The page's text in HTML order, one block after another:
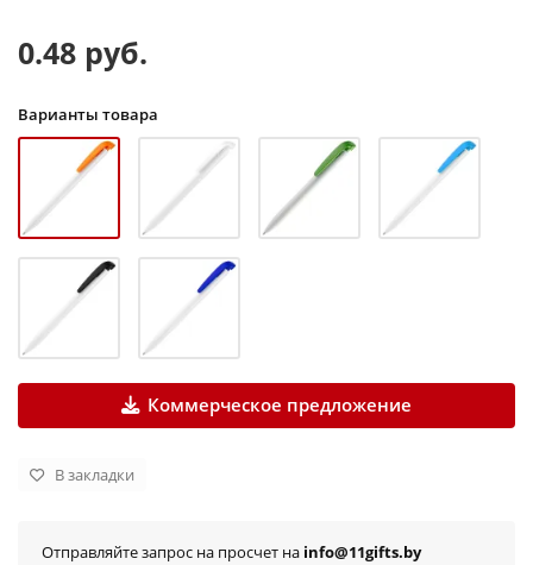
0.48 руб.
Варианты товара
Коммерческое предложение
В закладки
Отправляйте запрос на просчет на info@11gifts.by